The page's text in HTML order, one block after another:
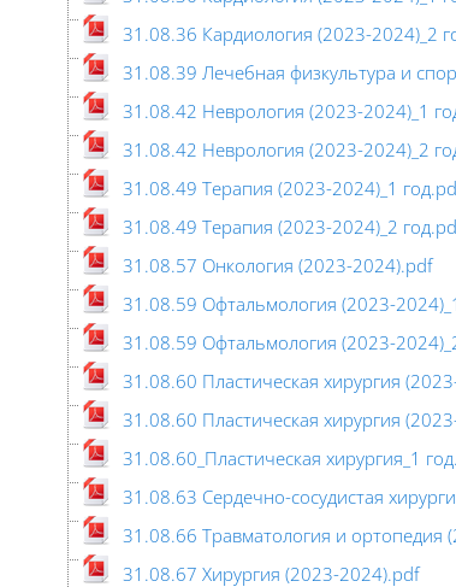
31.08.36 Кардиология (2023-2024)_2
31.08.39 Лечебная физкультура и
31.08.42 Неврология (2023-2024)_1
31.08.42 Неврология (2023-2024)_2
31.08.49 Терапия (2023-2024)_1
31.08.49 Терапия (2023-2024)_2
31.08.57 Онкология (2023-2024).pdf
31.08.59 Офтальмология (2023-
31.08.59 Офтальмология (2023-
31.08.60 Пластическая хирургия
31.08.60 Пластическая хирургия
31.08.60_Пластическая хирургия_1
31.08.63 Сердечно-сосудистая
31.08.66 Травматология и ортопедия
31.08.67 Хирургия (2023-2024).pdf